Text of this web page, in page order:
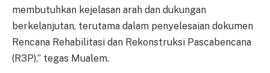
membutuhkan kejelasan arah dan dukungan
berkelanjutan, terutama dalam penyelesaian dokumen
Rencana Rehabilitasi dan Rekonstruksi Pascabencana
(R3P),” tegas Mualem.